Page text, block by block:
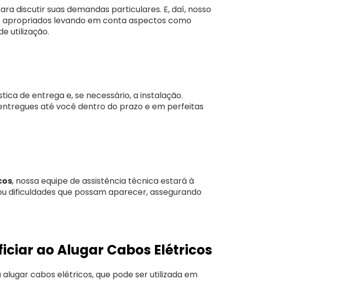
discutir suas demandas particulares. E, daí, nosso
levando em conta aspectos como
utilização.
de entrega e, se necessário, a instalação.
até você dentro do prazo e em perfeitas
, nossa equipe de assistência técnica estará à
dificuldades que possam aparecer, assegurando
ao Alugar Cabos Elétricos
cabos elétricos, que pode ser utilizada em